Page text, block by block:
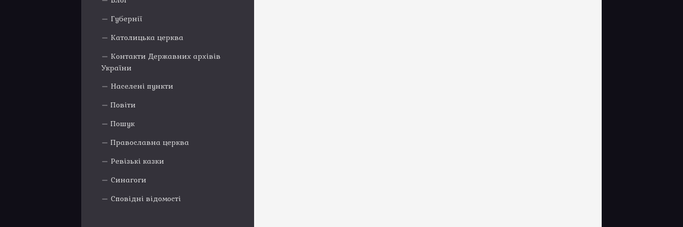
Губернії
Католицька церква
Контакти Державних архівів
України
Населені пункти
Повіти
Пошук
Православна церква
Ревізькі казки
Синагоги
Сповідні відомості